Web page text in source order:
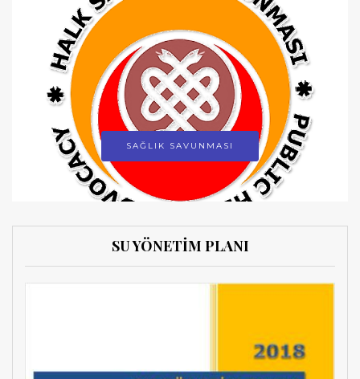
SAĞLIK SAVUNMASI
SU YÖNETİM PLANI